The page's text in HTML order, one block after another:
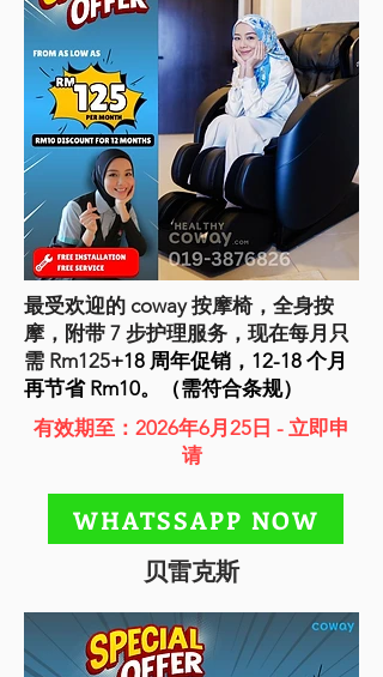
最受欢迎的 coway 按摩椅，全身按
摩，附带 7 步护理服务，现在每月只
需 Rm125+18 周年促销，12-18 个月
再节省 Rm10。（需符合条规）
有效期至：2026年6月25日 - 立即申
请
WHATSSAPP NOW
贝雷克斯